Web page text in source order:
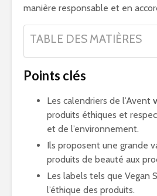
manière responsable et en
TABLE DES MATIÈRES
Points clés
Les calendriers de l’Avent
produits éthiques et
et de l’environnement.
Ils proposent une grande
produits de beauté aux
Les labels tels que Vegan
l’éthique des produits.